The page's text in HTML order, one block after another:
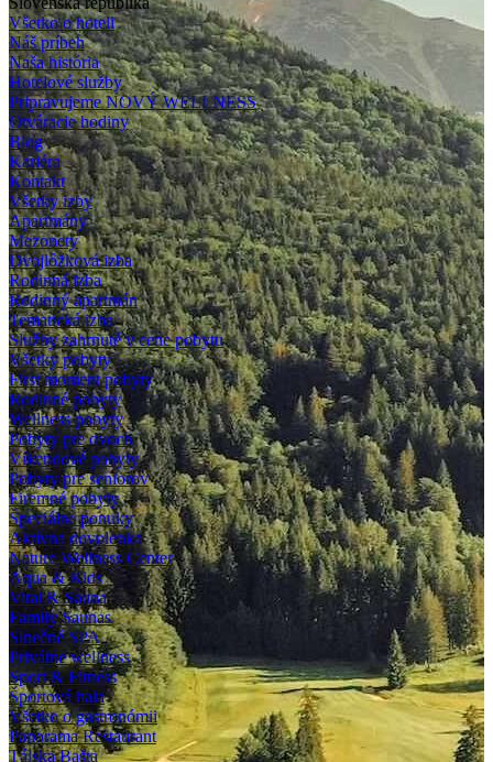
Všetko o hoteli
Náš príbeh
Naša história
Hotelové služby
Pripravujeme NOVÝ WELLNESS
Otváracie hodiny
Blog
Kariéra
Kontakt
Všetky izby
Apartmány
Mezonety
Dvojlôžková izba
Rodinná izba
Rodinný apartmán
Tematická izba
Služby zahrnuté v cene pobytu
Všetky pobyty
First moment pobyty
Rodinné pobyty
Wellness pobyty
Pobyty pre dvoch
Víkendové pobyty
Pobyty pre seniorov
Firemné pobyty
Špeciálne ponuky
Aktívna dovolenka
Nature Wellness Center
Aqua & Kids
Vital & Sauna
Family Saunas
Slnečné SPA
Privátne wellness
Sport & Fitness
Športová hala
Všetko o gastronómii
Panorama Restaurant
Tálska Bašta